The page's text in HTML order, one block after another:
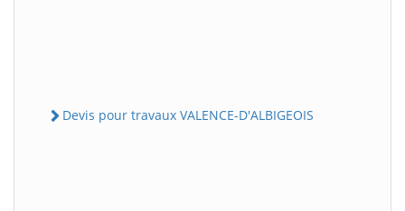
Devis pour travaux VALENCE-D'ALBIGEOIS